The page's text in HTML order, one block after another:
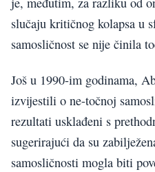
slučaju kritičnog kolapsa u
samosličnost se nije činila
Još u 1990-im godinama,
izvijestili o ne-točnoj
rezultati usklađeni s
sugerirajući da su
samosličnosti mogla biti